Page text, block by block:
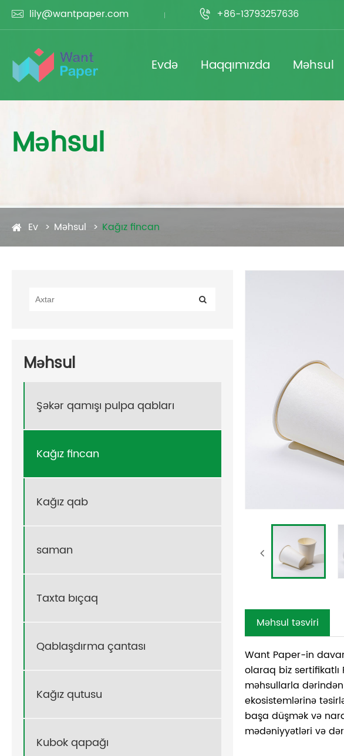
 lily@wantpaper.com  +86-13793257636
Evdə Haqqımızda Məhsul
Məhsul
Ev Məhsul Kağız fincan
Məhsul
Şəkər qamışı pulpa qabları
Kağız fincan
Kağız qab
saman
Taxta bıçaq
Qablaşdırma çantası
Kağız qutusu
Kubok qapağı
Məhsul təsviri
Want Paper-in
olaraq biz sertifikatlı
məhsullarla
ekosistemlərinə
başa düşmək və
mədəniyyətləri və